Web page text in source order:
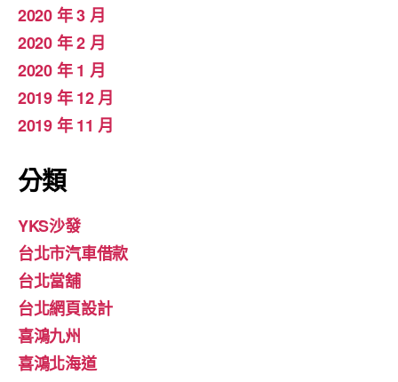
2020 年 3 月
2020 年 2 月
2020 年 1 月
2019 年 12 月
2019 年 11 月
分類
YKS沙發
台北市汽車借款
台北當舖
台北網頁設計
喜鴻九州
喜鴻北海道